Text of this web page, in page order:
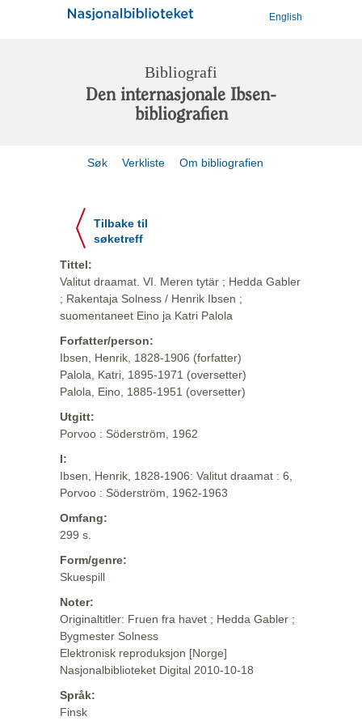
English
Bibliografi
Den internasjonale Ibsen-
bibliografien
Søk Verkliste Om bibliografien
Tilbake til
søketreff
Tittel:
Valitut draamat. VI. Meren tytär ; Hedda Gabler
; Rakentaja Solness / Henrik Ibsen ;
suomentaneet Eino ja Katri Palola
Forfatter/person:
Ibsen, Henrik, 1828-1906 (forfatter)
Palola, Katri, 1895-1971 (oversetter)
Palola, Eino, 1885-1951 (oversetter)
Utgitt:
Porvoo : Söderström, 1962
I:
Ibsen, Henrik, 1828-1906: Valitut draamat : 6,
Porvoo : Söderström, 1962-1963
Omfang:
299 s.
Form/genre:
Skuespill
Noter:
Originaltitler: Fruen fra havet ; Hedda Gabler ;
Bygmester Solness
Elektronisk reproduksjon [Norge]
Nasjonalbiblioteket Digital 2010-10-18
Språk:
Finsk